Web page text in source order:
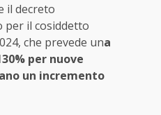
il decreto
il cosiddetto
che prevede una
per nuove
un incremento